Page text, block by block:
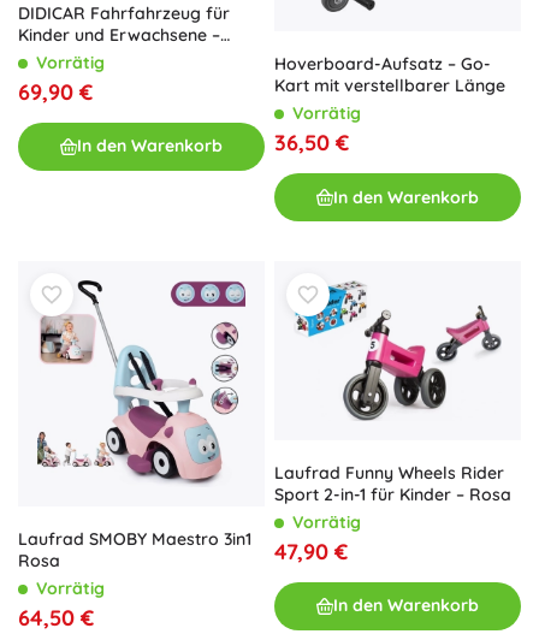
DIDICAR Fahrfahrzeug für
Kinder und Erwachsene –
Rosa
Vorrätig
69,90 €
In den Warenkorb
Hoverboard-Aufsatz – Go-
Kart mit verstellbarer Länge
Vorrätig
36,50 €
In den Warenkorb
Laufrad SMOBY Maestro 3in1
Rosa
Vorrätig
64,50 €
Laufrad Funny Wheels Rider
Sport 2-in-1 für Kinder – Rosa
Vorrätig
47,90 €
In den Warenkorb